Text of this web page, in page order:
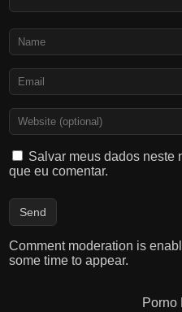
Salvar meus dados neste
que eu comentar.
Comment moderation is
some time to appear.
Porno